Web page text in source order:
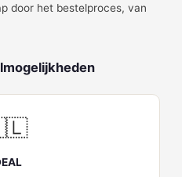
door het bestelproces, van